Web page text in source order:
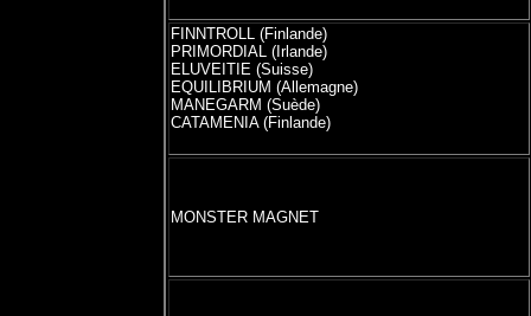
FINNTROLL (Finlande)
PRIMORDIAL (Irlande)
ELUVEITIE (Suisse)
EQUILIBRIUM (Allemagne)
MANEGARM (Suède)
CATAMENIA (Finlande)
MONSTER MAGNET